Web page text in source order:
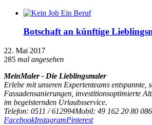
Botschaft an künftige
22. Mai 2017
285 mal angesehen
MeinMaler - Die Lieblingsmaler
Erlebe mit unseren Expertenteams
Fassadensanierungen, investitionsoptimierte
im begeisternden Urlaubsservice.
Telefon: 0511 / 612994Mobil: 49 162 20 80 086
FacebookInstagramPinterest